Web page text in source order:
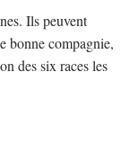
Ils peuvent
bonne compagnie,
des six races les